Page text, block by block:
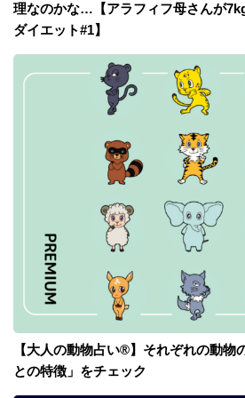
理なのかな…【アラフィフ母さんが
ダイエット#1】
【大人の動物占い®】それぞれの動物
との特徴」をチェック